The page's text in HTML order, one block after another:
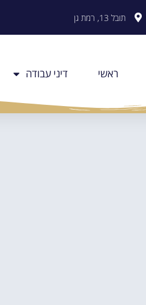
תובל 13, רמת גן
ראשי דיני עבודה